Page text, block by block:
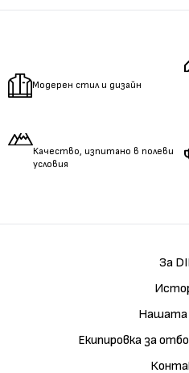
Модерен стил и дизайн
Качество, изпитано в полеви
условия
За
Нашата
Екипировка за